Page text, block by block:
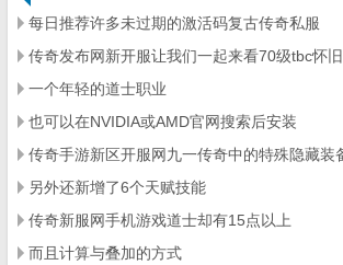
每日推荐许多未过期的激活码复古传奇私服
一个年轻的道士职业
也可以在NVIDIA或AMD官网搜索后安装
传奇手游新区开服网九一传奇中的特殊隐藏装
另外还新增了6个天赋技能
传奇新服网手机游戏道士却有15点以上
而且计算与叠加的方式